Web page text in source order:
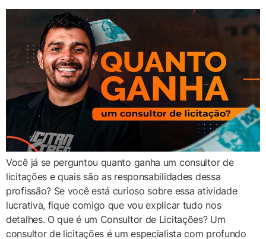
Você já se perguntou quanto ganha um consultor de
licitações e quais são as responsabilidades dessa
profissão? Se você está curioso sobre essa atividade
lucrativa, fique comigo que vou explicar tudo nos
detalhes. O que é um Consultor de Licitações? Um
consultor de licitações é um especialista com profundo